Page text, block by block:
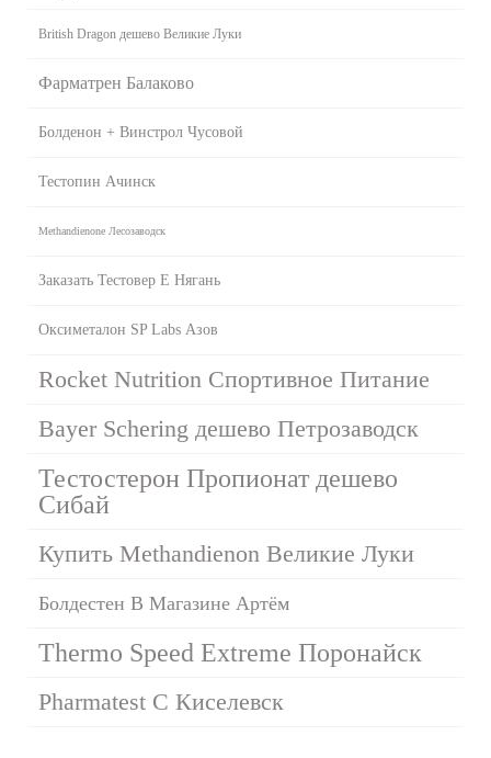
British Dragon дешево Великие Луки
Фарматрен Балаково
Болденон + Винстрол Чусовой
Тестопин Ачинск
Methandienone Лесозаводск
Заказать Тестовер Е Нягань
Оксиметалон SP Labs Азов
Rocket Nutrition Спортивное Питание
Bayer Schering дешево Петрозаводск
Тестостерон Пропионат дешево
Сибай
Купить Methandienon Великие Луки
Болдестен В Магазине Артём
Thermo Speed Extreme Поронайск
Pharmatest C Киселевск